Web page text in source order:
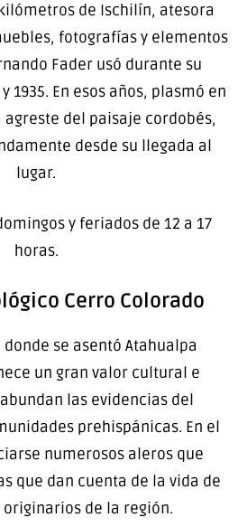
de Ischilín, atesora
fotografías y elementos
Fader usó durante su
1935. En esos años, plasmó en
del paisaje cordobés,
desde su llegada al
lugar.
y feriados de 12 a 17
horas.
Cerro Colorado
se asentó Atahualpa
un gran valor cultural e
las evidencias del
prehispánicas. En el
numerosos aleros que
que dan cuenta de la vida de
de la región.